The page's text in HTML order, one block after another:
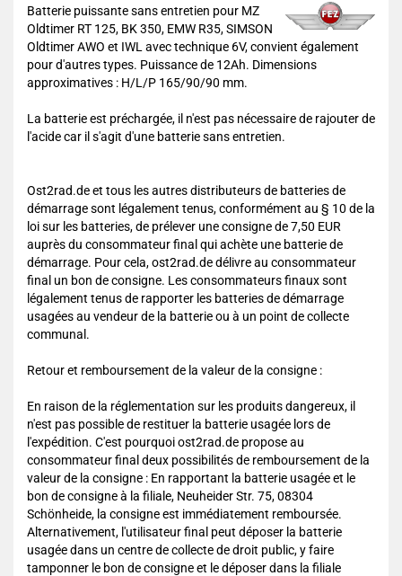
Batterie puissante sans entretien pour MZ
Oldtimer RT 125, BK 350, EMW R35, SIMSON
Oldtimer AWO et IWL avec technique 6V, convient également
pour d'autres types. Puissance de 12Ah. Dimensions
approximatives : H/L/P 165/90/90 mm.
La batterie est préchargée, il n'est pas nécessaire de rajouter de
l'acide car il s'agit d'une batterie sans entretien.
Ost2rad.de et tous les autres distributeurs de batteries de
démarrage sont légalement tenus, conformément au § 10 de la
loi sur les batteries, de prélever une consigne de 7,50 EUR
auprès du consommateur final qui achète une batterie de
démarrage. Pour cela, ost2rad.de délivre au consommateur
final un bon de consigne. Les consommateurs finaux sont
légalement tenus de rapporter les batteries de démarrage
usagées au vendeur de la batterie ou à un point de collecte
communal.
Retour et remboursement de la valeur de la consigne :
En raison de la réglementation sur les produits dangereux, il
n'est pas possible de restituer la batterie usagée lors de
l'expédition. C'est pourquoi ost2rad.de propose au
consommateur final deux possibilités de remboursement de la
valeur de la consigne : En rapportant la batterie usagée et le
bon de consigne à la filiale, Neuheider Str. 75, 08304
Schönheide, la consigne est immédiatement remboursée.
Alternativement, l'utilisateur final peut déposer la batterie
usagée dans un centre de collecte de droit public, y faire
tamponner le bon de consigne et le déposer dans la filiale